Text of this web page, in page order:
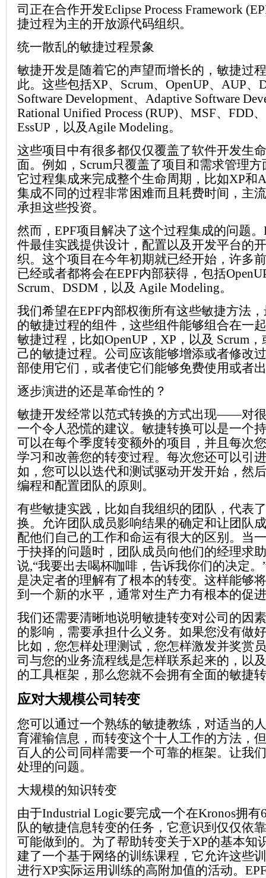
司正在合作开发Eclipse Process Framework
捷过程为主的开放源代码组织。
统一散乱的敏捷过程景象
敏捷开发是随着它的声望而增长的，敏捷过
此。这些包括XP、Scrum、OpenUP、AUP、
Software Development、Adaptive Software
Rational Unified Process (RUP)、MSF、FDD
EssUP，以及Agile Modeling。
这些项目中有很多都仅仅覆盖了软件开发生
面。例如，Scrum只覆盖了项目和需求管理
它过程集成来完成整个生命周期，比如XP和
集成不同的过程非常困难而且耗费时间，主
承担这些投资。
然而，EPF项目解决了这个过程集成的问题
件最佳实践提供设计，配置以及开发平台的
织。这个项目在今年初期就已经开始，许多
已经或者都将会在EPF内部获得，包括
Scrum、DSDM，以及 Agile Modeling。
我们希望在EPF内部权衡所有这些敏捷方法
的敏捷过程的组件，这些组件能够组合在一
敏捷过程，比如OpenUP，XP，以及 Scrum
己的敏捷过程。公司应该能够增添或者修改
部使用它们，或者使它们能够免费使用或者
逐步演进的还是革命性的？
敏捷开发经常以范式转换的方式出现——对
一个令人恐慌的建议。敏捷转换可以是一个
可以在每个季度转变额外的项目，并且每次
学习和改善您的转变过程。每次您还可以引
如，您可以以迭代和测试驱动开发开始，然
编程和配置团队的原则。
有些敏捷实践，比如自我组织的团队，代表
换。允许团队成员影响结果的确定和让团队
配他们自己的工作和命运有很大的区别。当
于抉择的问题时，团队成员向他们的经理求
说,“我要出去喝杯咖啡，告诉我你们的决定
是决定者的理解有了根本的转变。这样能够
到一个新的水平，通常对生产力有根本的促
我们还需要清晰地说明敏捷转变对公司的因
的影响，需要承担什么义务。如果您没有做
比如，您怎样处理测试，您怎样激发并奖赏
司与您的业务流程线是怎样联系起来的，以
的工具框架，那么您就不会拥有全面的敏捷
应对大规模公司转变
您可以通过一个熟练的敏捷教练，对适当的
育灌输信息，而转变这个十人工作的方法，
百人的公司同样需要一个可靠的框架。让我
处理的问题。
大规模的知识转变
由于Industrial Logic要完成一个在Kronos拥有
队的敏捷信息转变的任务，它意识到仅仅依
可能做到的。为了帮助转变关于XP的基本知
建了一个基于网络的训练课程，它允许这些
进行XP实际运用训练的高附加值的活动。